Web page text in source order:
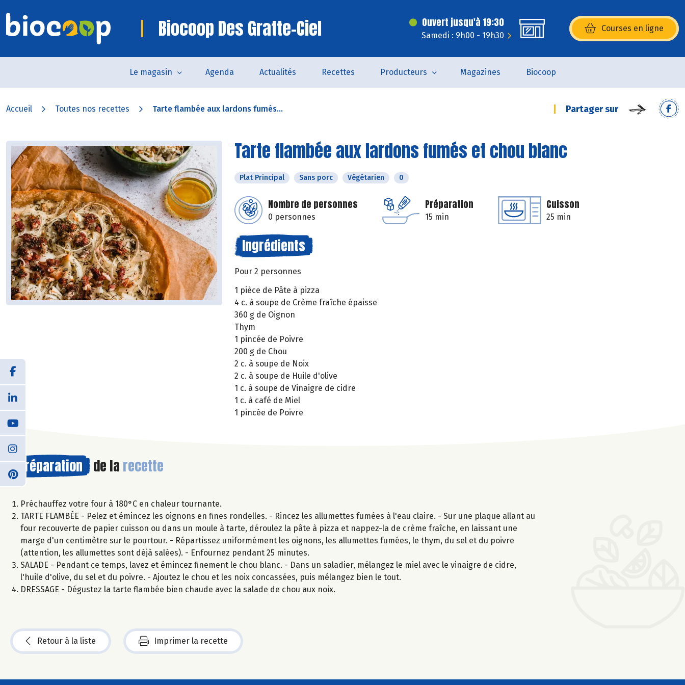
Biocoop Des Gratte-Ciel Ouvert jusqu'à 19:30
Samedi : 9h00 - 19h30
Courses en ligne
(s’ouvre dans une nouvelle
Le magasin Agenda Actualités Recettes Producteurs Magazines Biocoop
Accueil Toutes nos recettes Tarte flambée aux lardons fumés... Partager sur
Tarte flambée aux lardons fumés et chou blanc
Plat Principal Sans porc Végétarien 0
Nombre de personnes
0 personnes
Préparation
15 min
Cuisson
25 min
Ingrédients
Pour 2 personnes
1 pièce de Pâte à pizza
4 c. à soupe de Crème fraîche épaisse
360 g de Oignon
Thym
1 pincée de Poivre
200 g de Chou
2 c. à soupe de Noix
2 c. à soupe de Huile d'olive
1 c. à soupe de Vinaigre de cidre
1 c. à café de Miel
1 pincée de Poivre
Préparation de la recette
Préchauffez votre four à 180°C en chaleur tournante.
TARTE FLAMBÉE - Pelez et émincez les oignons en fines rondelles. - Rincez les allumettes fumées à l'eau claire. - Sur une plaque allant au
four recouverte de papier cuisson ou dans un moule à tarte, déroulez la pâte à pizza et nappez-la de crème fraîche, en laissant une
marge d'un centimètre sur le pourtour. - Répartissez uniformément les oignons, les allumettes fumées, le thym, du sel et du poivre
(attention, les allumettes sont déjà salées). - Enfournez pendant 25 minutes.
SALADE - Pendant ce temps, lavez et émincez finement le chou blanc. - Dans un saladier, mélangez le miel avec le vinaigre de cidre,
l'huile d'olive, du sel et du poivre. - Ajoutez le chou et les noix concassées, puis mélangez bien le tout.
DRESSAGE - Dégustez la tarte flambée bien chaude avec la salade de chou aux noix.
Retour à la liste Imprimer la recette